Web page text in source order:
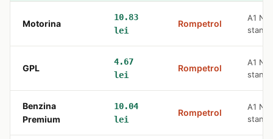
Motorina
10.83
lei
Rompetrol
A1
stanga
GPL
4.67
lei
Rompetrol
A1
stanga
Benzina
Premium
10.04
lei
Rompetrol
A1
stanga